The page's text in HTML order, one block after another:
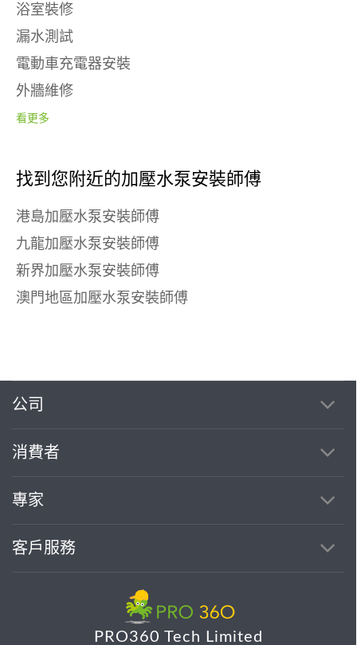
浴室裝修
漏水測試
電動車充電器安裝
外牆維修
看更多
找到您附近的加壓水泵安裝師傅
港島加壓水泵安裝師傅
九龍加壓水泵安裝師傅
新界加壓水泵安裝師傅
澳門地區加壓水泵安裝師傅
公司
消費者
專家
客戶服務
PRO360 Tech Limited